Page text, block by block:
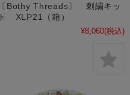
〔Bothy Threads〕 刺繍キッ
ト XLP21（箱）
¥8,060(税込)